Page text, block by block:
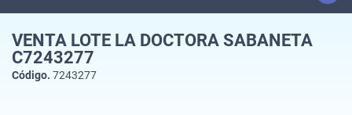
VENTA LOTE LA DOCTORA SABANETA
C7243277
Código. 7243277